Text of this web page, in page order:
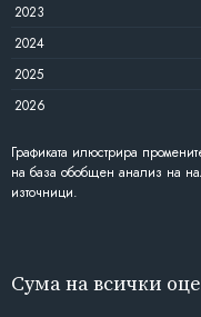
2023
2024
2025
2026
Графиката илюстрира
на база обобщен анализ на
източници.
Сума на всички